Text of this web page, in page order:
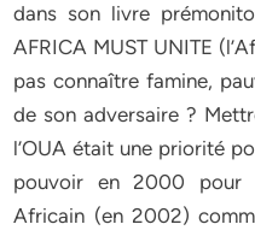
dans son livre
AFRICA MUST UNITE
pas connaître famine,
de son adversaire ?
l’OUA était une priorité
pouvoir en 2000 pour
Africain (en 2002)